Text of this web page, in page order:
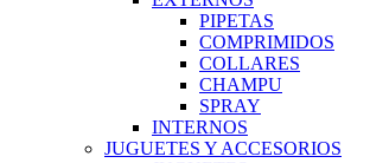
PIPETAS
COMPRIMIDOS
COLLARES
CHAMPU
SPRAY
INTERNOS
JUGUETES Y ACCESORIOS